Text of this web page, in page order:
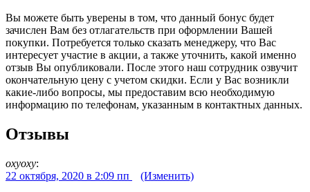
Вы можете быть уверены в том, что данный бонус будет
зачислен Вам без отлагательств при оформлении Вашей
покупки. Потребуется только сказать менеджеру, что Вас
интересует участие в акции, а также уточнить, какой именно
отзыв Вы опубликовали. После этого наш сотрудник озвучит
окончательную цену с учетом скидки. Если у Вас возникли
какие-либо вопросы, мы предоставим всю необходимую
информацию по телефонам, указанным в контактных данных.
Отзывы
oxyoxy:
22 октября, 2020 в 2:09 пп
(Изменить)